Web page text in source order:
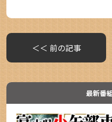
＜＜ 前の記事
最新番